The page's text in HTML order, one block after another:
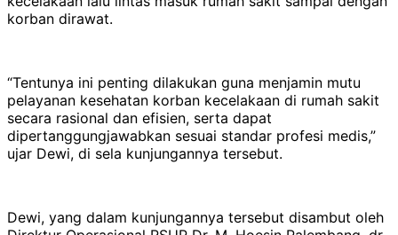
korban dirawat.
“Tentunya ini penting dilakukan guna menjamin mutu
pelayanan kesehatan korban kecelakaan di rumah sakit
secara rasional dan efisien, serta dapat
dipertanggungjawabkan sesuai standar profesi medis,”
ujar Dewi, di sela kunjungannya tersebut.
Dewi, yang dalam kunjungannya tersebut disambut oleh